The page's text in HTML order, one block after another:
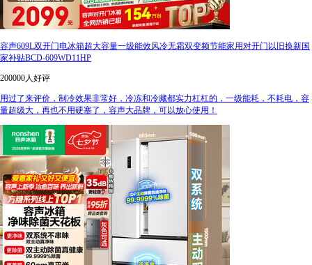
容声609L双开门电冰箱超大容量一级能效风冷无霜双变频节能家用对开门以旧换新国
家补贴BCD-609WD11HP
200000人好评
用过了来评价，制冷效果非常好，冷冻和冷藏都实力杠杠的，一级能耗，不耗电，容
量超级大，再也不用硬塞了，容声大品牌，可以放心使用！